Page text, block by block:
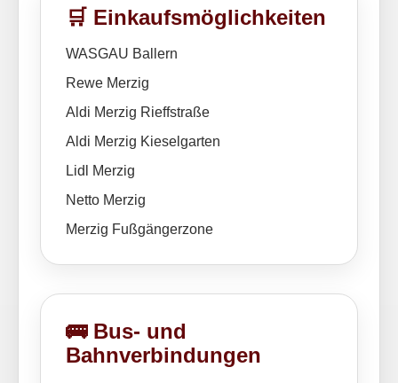
🛒 Einkaufsmöglichkeiten
WASGAU Ballern
Rewe Merzig
Aldi Merzig Rieffstraße
Aldi Merzig Kieselgarten
Lidl Merzig
Netto Merzig
Merzig Fußgängerzone
🚌 Bus- und
Bahnverbindungen